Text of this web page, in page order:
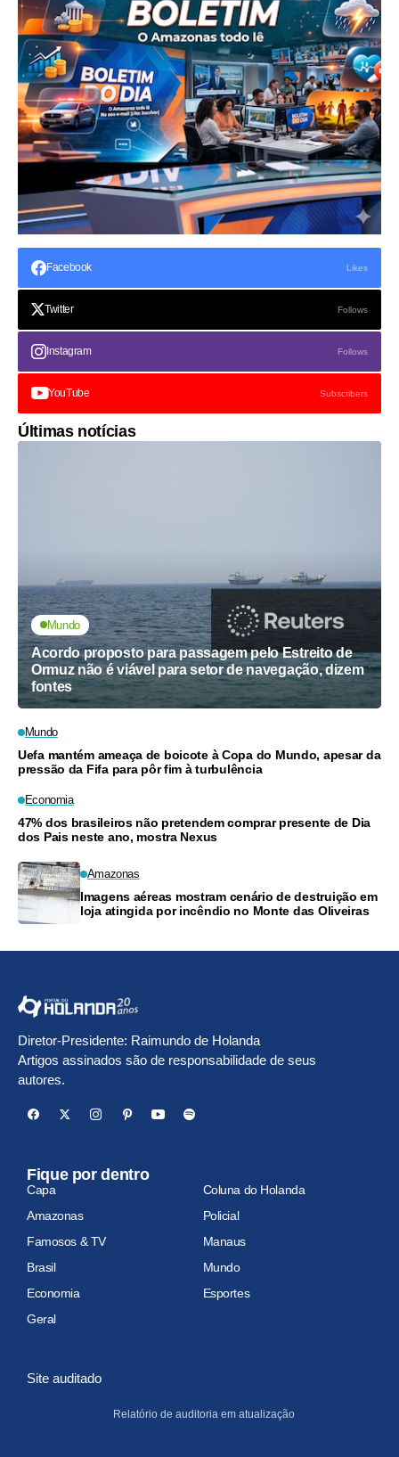
Facebook Likes
Twitter Follows
Instagram Follows
YouTube Subscribers
Últimas notícias
Mundo
Acordo proposto para passagem pelo Estreito de
Ormuz não é viável para setor de navegação, dizem
fontes
Mundo
Uefa mantém ameaça de boicote à Copa do Mundo, apesar da
pressão da Fifa para pôr fim à turbulência
Economia
47% dos brasileiros não pretendem comprar presente de Dia
dos Pais neste ano, mostra Nexus
Amazonas
Imagens aéreas mostram cenário de destruição em
loja atingida por incêndio no Monte das Oliveiras
Diretor-Presidente: Raimundo de Holanda
Artigos assinados são de responsabilidade de seus
autores.
Fique por dentro
Capa
Coluna do Holanda
Amazonas
Policial
Famosos & TV
Manaus
Brasil
Mundo
Economia
Esportes
Geral
Site auditado
Relatório de auditoria em atualização